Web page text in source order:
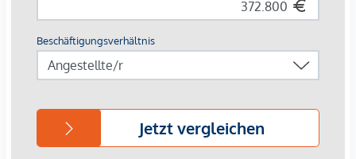
Zu erwartender Mietertrag
von ca. EUR 17,50 bis EUR 22,50 netto/m²
40.000,00 netto angekauft werden.
Provisionsfrei für den Käufer!